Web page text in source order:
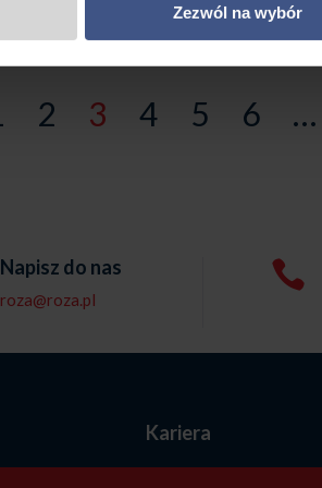
Zezwól na wybór
2 3 4 5 6 …
Napisz do nas
roza@roza.pl

Kariera